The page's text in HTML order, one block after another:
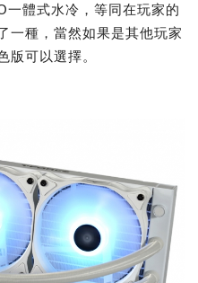
一體式水冷，等同在玩家的
一種，當然如果是其他玩家
版可以選擇。